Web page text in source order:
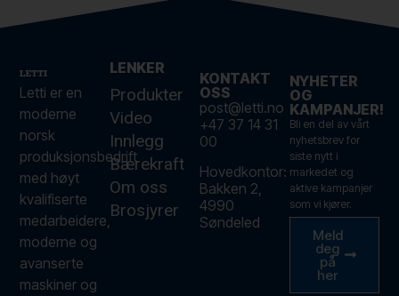
Letti er en
moderne
norsk
produksjonsbedrift
med høyt
kvalifiserte
medarbeidere,
moderne og
avanserte
maskiner og
LENKER
Produkter
Video
Innlegg
Bærekraft
Om oss
Brosjyrer
KONTAKT
OSS
post@letti.no
+47 37 14 31
00
Hovedkontor:
Bakken 2,
4990
Søndeled
NYHETER
OG
KAMPANJER!
Bli en del av vårt
nyhetsbrev for
siste nytt i
markedet og
aktive kampanjer
som vi kjører.
Meld
deg
på
her